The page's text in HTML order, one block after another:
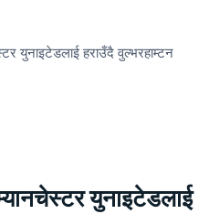
युनाइटेडलाई हराउँदै वुल्भरहाम्टन
युनाइटेडलाई